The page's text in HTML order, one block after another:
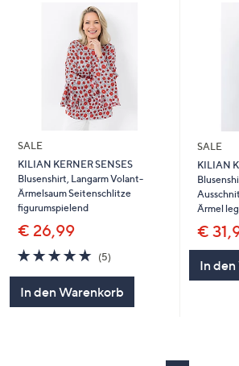
um
diese
anzuzeigen.
SALE
KILIAN KERNER SENSES
Blusenshirt, Langarm Volant-
Ärmelsaum Seitenschlitze
figurumspielend
€ 26,99
5.0
von
(5)5
In den Warenkorb
SALE
KILIAN
Ärmel
€
In